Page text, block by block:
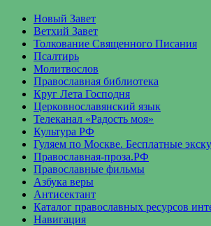
Новый Завет
Ветхий Завет
Толкование Священного Писания
Псалтирь
Молитвослов
Православная библиотека
Круг Лета Господня
Церковнославянский язык
Телеканал «Радость моя»
Культура РФ
Гуляем по Москве. Бесплатные
Православная-проза.РФ
Православные фильмы
Азбука веры
Антисектант
Каталог православных ресурсов
Навигация